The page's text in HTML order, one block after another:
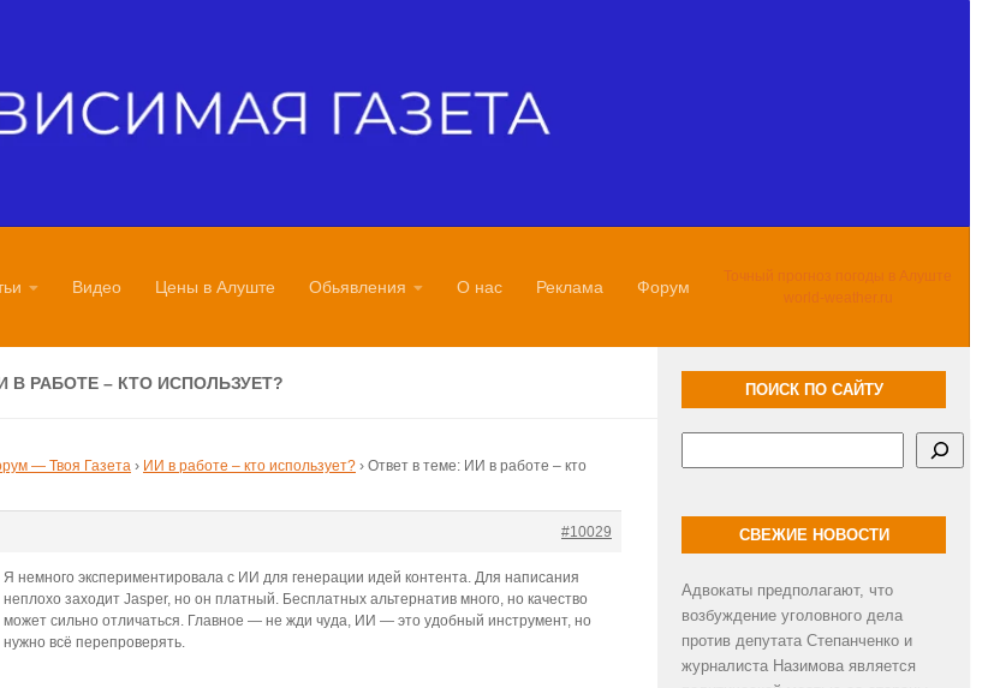
Видео Цены в Алуште Обьявления О нас Реклама Форум
Точный прогноз погоды в Алуште
world-weather.ru
В РАБОТЕ – КТО ИСПОЛЬЗУЕТ?
— Твоя Газета › ИИ в работе – кто использует? › Ответ в теме: ИИ в работе – кто
#10029
Я немного экспериментировала с ИИ для генерации идей контента. Для написания
неплохо заходит Jasper, но он платный. Бесплатных альтернатив много, но качество
может сильно отличаться. Главное — не жди чуда, ИИ — это удобный инструмент, но
нужно всё перепроверять.
ПОИСК ПО САЙТУ
СВЕЖИЕ НОВОСТИ
Адвокаты предполагают, что
возбуждение уголовного дела
против депутата Степанченко и
журналиста Назимова является